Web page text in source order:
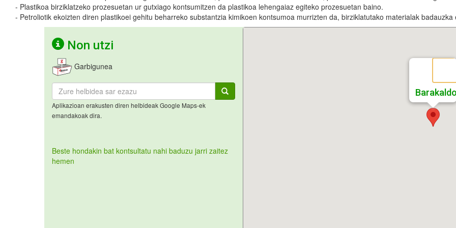
- Plastikoa birziklatzeko prozesuetan ur gutxiago kontsumitzen da plastikoa lehengaiaz egiteko prozesuetan baino.
- Petroliotik ekoizten diren plastikoei gehitu beharreko substantzia kimikoen kontsumoa murrizten da, birziklatutako materialak badauzka
Non utzi
Garbigunea
Aplikazioan erakusten diren helbideak Google Maps-ek
emandakoak dira.
Beste hondakin bat kontsultatu nahi baduzu jarri zaitez
hemen
Barakaldo